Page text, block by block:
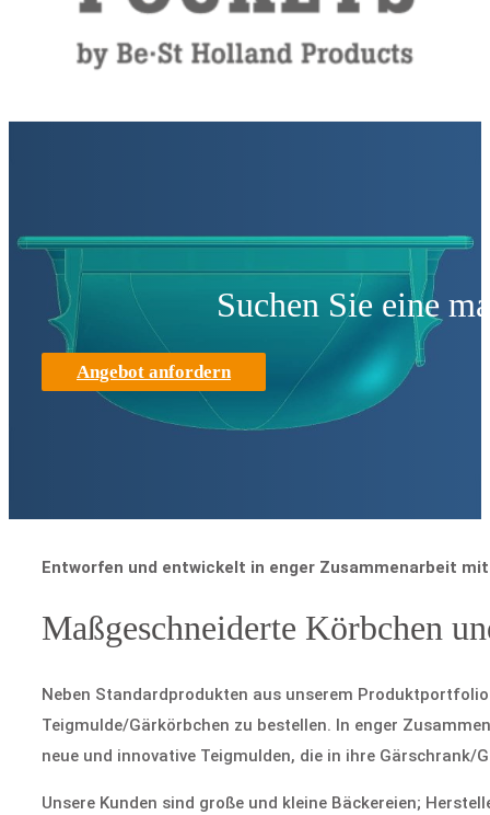
Suchen Sie eine
Angebot anfordern
Entworfen und entwickelt in enger Zusammenarbeit mit
Maßgeschneiderte Körbchen
Neben Standardprodukten aus unserem
Teigmulde/Gärkörbchen zu bestellen. In enger
neue und innovative Teigmulden, die in ihre Gärschrank/
Unsere Kunden sind große und kleine Bäckereien;